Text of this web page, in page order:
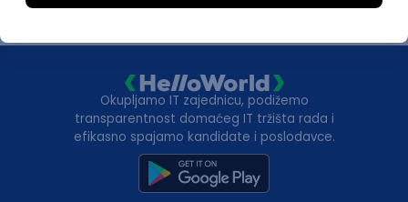
Okupljamo IT zajednicu, podižemo
transparentnost domaćeg IT tržišta rada i
efikasno spajamo kandidate i poslodavce.